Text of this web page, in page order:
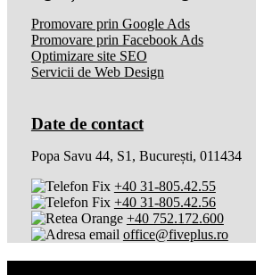
Promovare prin Google Ads
Promovare prin Facebook Ads
Optimizare site SEO
Servicii de Web Design
Date de contact
Popa Savu 44, S1, București, 011434
+40 31-805.42.55
+40 31-805.42.56
+40 752.172.600
office@fiveplus.ro